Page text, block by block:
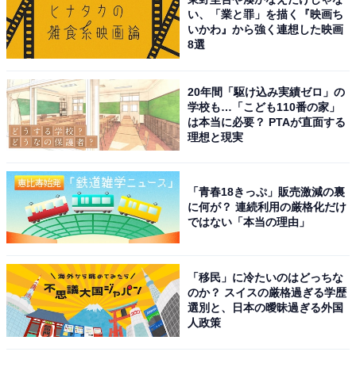
この記事の執筆者： 坂上 恵
All About ニュースの編集者。オールアバウトに入社後、SNSトレン
ちにAll About ニュースチームのメンバーに加入。現在は旅行・カル
チャー・エンタメなどを中心に企画編集を担当。東京都出身。居酒
屋巡りとスポーツ観戦が生きがい。
...続きを読む
次ページ 9位までのランキング結果を見る
い、「業と罪」を描く『映画ち
いかわ』から強く連想した映画
8選
20年間「駆け込み実績ゼロ」の
学校も…「こども110番の家」
は本当に必要？ PTAが直面する
理想と現実
「青春18きっぷ」販売激減の裏
に何が？ 連続利用の厳格化だけ
ではない「本当の理由」
「移民」に冷たいのはどっちな
のか？ スイスの厳格過ぎる学歴
選別と、日本の曖昧過ぎる外国
人政策